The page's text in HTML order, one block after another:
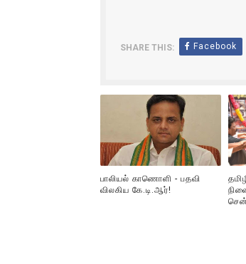
SHARE THIS: Facebook
பாலியல் காணொளி - பதவி
விலகிய கே.டி.ஆர்!